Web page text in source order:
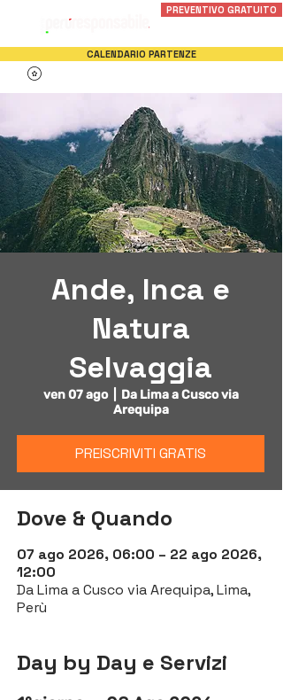
PREVENTIVO GRATUITO
CALENDARIO PARTENZE
Ande, Inca e
Natura
Selvaggia
ven 07 ago
  |
Da Lima a Cusco via
Arequipa
PREISCRIVITI GRATIS
Dove & Quando
07 ago 2026, 06:00 – 22 ago 2026,
12:00
Da Lima a Cusco via Arequipa, Lima,
Perù
Day by Day e Servizi